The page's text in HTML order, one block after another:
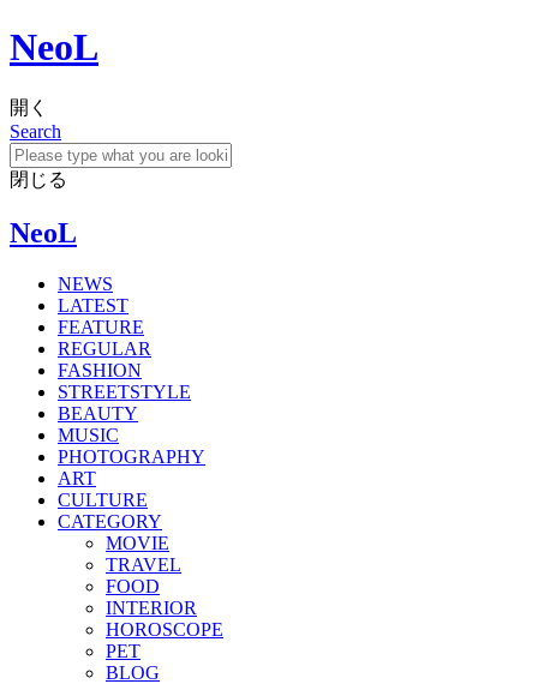
NeoL
開く
Search
閉じる
NeoL
NEWS
LATEST
FEATURE
REGULAR
FASHION
STREETSTYLE
BEAUTY
MUSIC
PHOTOGRAPHY
ART
CULTURE
CATEGORY
MOVIE
TRAVEL
FOOD
INTERIOR
HOROSCOPE
PET
BLOG